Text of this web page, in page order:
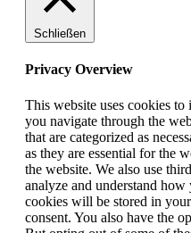
Schließen
Privacy Overview
This website uses cookies
you navigate through the
that are categorized as
as they are essential for the
the website. We also use
analyze and understand
cookies will be stored in
consent. You also have the